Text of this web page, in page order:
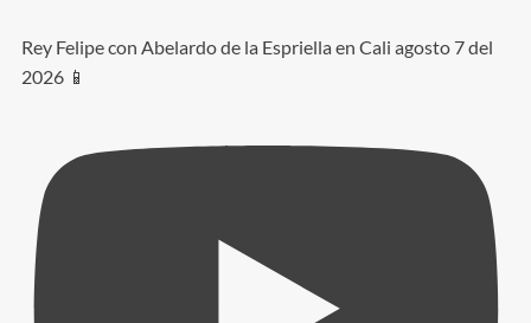
Rey Felipe con Abelardo de la Espriella en Cali agosto 7 del
2026 📱